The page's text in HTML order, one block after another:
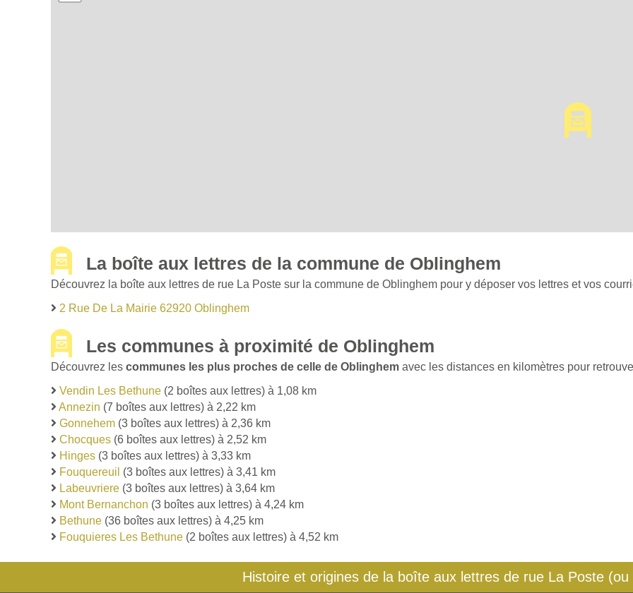
La boîte aux lettres de la commune de Oblinghem
Découvrez la boîte aux lettres de rue La Poste sur la commune de Oblinghem pour y déposer vos lettres et vos
2 Rue De La Mairie 62920 Oblinghem
Les communes à proximité de Oblinghem
Découvrez les communes les plus proches de celle de Oblinghem avec les distances en kilomètres pour
Vendin Les Bethune (2 boîtes aux lettres) à 1,08 km
Annezin (7 boîtes aux lettres) à 2,22 km
Gonnehem (3 boîtes aux lettres) à 2,36 km
Chocques (6 boîtes aux lettres) à 2,52 km
Hinges (3 boîtes aux lettres) à 3,33 km
Fouquereuil (3 boîtes aux lettres) à 3,41 km
Labeuvriere (3 boîtes aux lettres) à 3,64 km
Mont Bernanchon (3 boîtes aux lettres) à 4,24 km
Bethune (36 boîtes aux lettres) à 4,25 km
Fouquieres Les Bethune (2 boîtes aux lettres) à 4,52 km
Histoire et origines de la boîte aux lettres de rue La Poste